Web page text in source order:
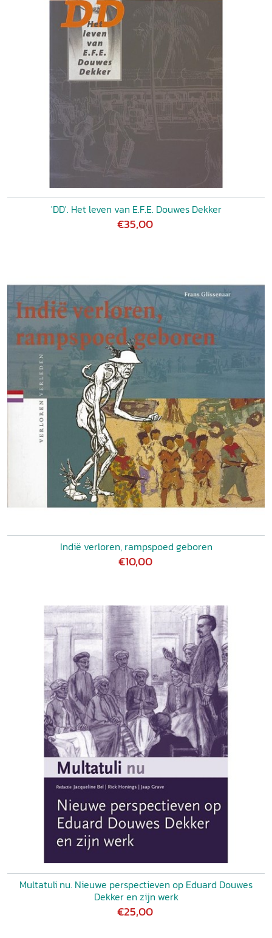
'DD'. Het leven van E.F.E. Douwes Dekker
€35,00
Indië verloren, rampspoed geboren
€10,00
Multatuli nu. Nieuwe perspectieven op Eduard Douwes
Dekker en zijn werk
€25,00